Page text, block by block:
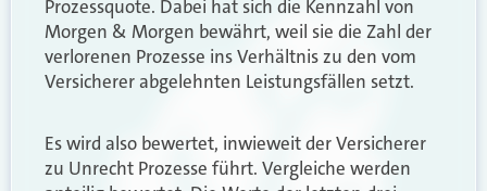
Prozessquote. Dabei hat sich die Kennzahl von
Morgen & Morgen bewährt, weil sie die Zahl der
verlorenen Prozesse ins Verhältnis zu den vom
Versicherer abgelehnten Leistungsfällen setzt.
Es wird also bewertet, inwieweit der Versicherer
zu Unrecht Prozesse führt. Vergleiche werden